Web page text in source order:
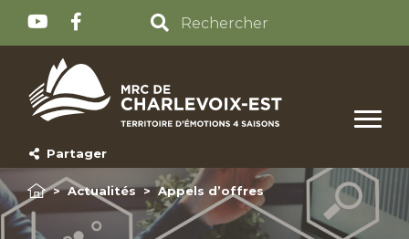
Partager
> Actualités > Appels d’offres